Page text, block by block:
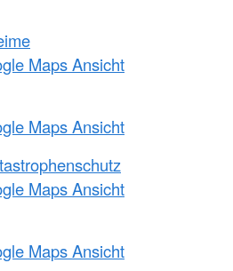
Maps Ansicht
Maps Ansicht
Maps Ansicht
Maps Ansicht